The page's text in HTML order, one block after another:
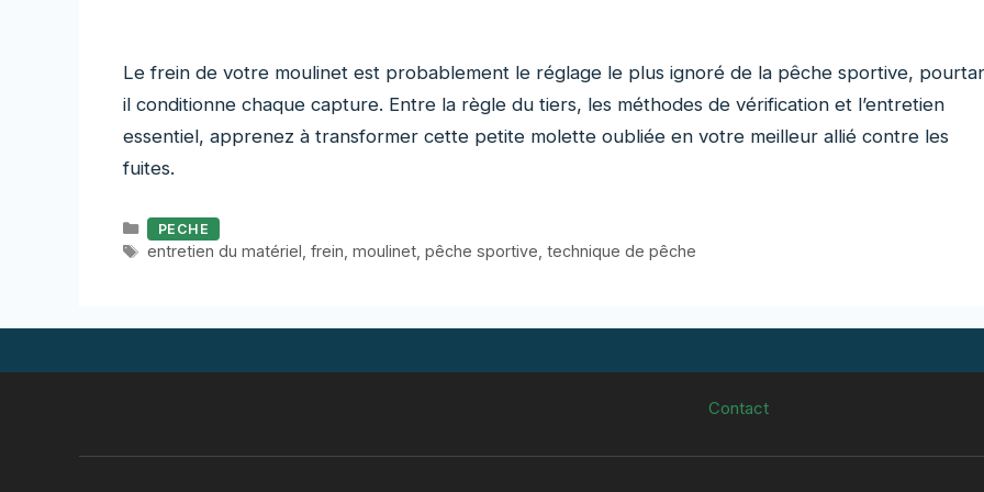
Le frein de votre moulinet est probablement le réglage le plus ignoré de la pêche sportive,
il conditionne chaque capture. Entre la règle du tiers, les méthodes de vérification et l’entretien
essentiel, apprenez à transformer cette petite molette oubliée en votre meilleur allié contre les
fuites.
Catégories
PECHE
Étiquettes
entretien du matériel frein moulinet, pêche sportive technique de pêche
Contact